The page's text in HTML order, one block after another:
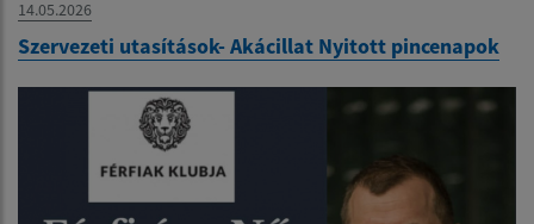
14.05.2026
Szervezeti utasítások- Akácillat Nyitott pincenapok